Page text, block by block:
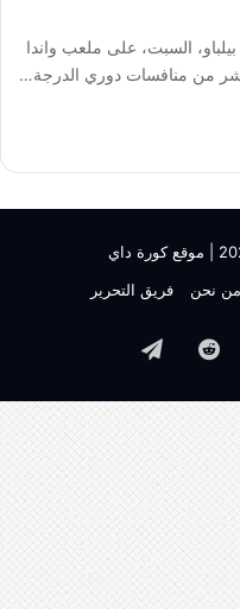
السبت، على ملعب واندا
من منافسات دوري الدرجة…
موقع كورة داي
من نحن فريق التحرير
تيلقرام